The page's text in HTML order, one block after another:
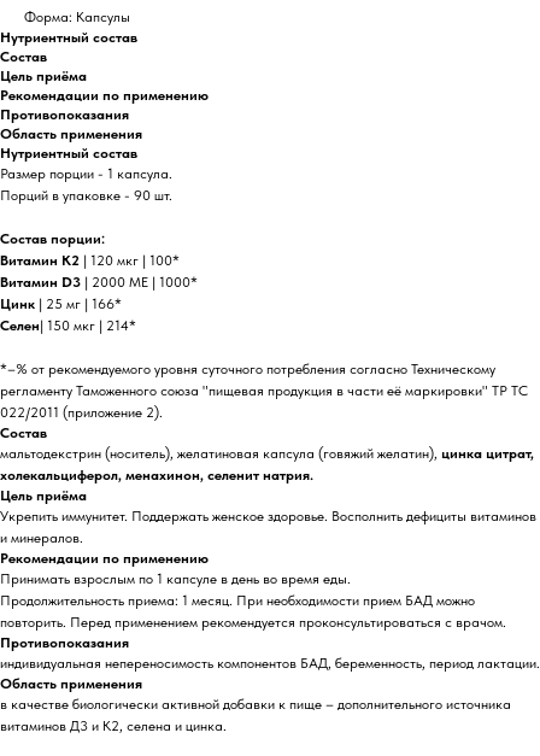
Форма: Капсулы
Нутриентный состав
Состав
Цель приёма
Рекомендации по применению
Противопоказания
Область применения
Нутриентный состав
Размер порции - 1 капсула.
Порций в упаковке - 90 шт.
Состав порции:
Витамин К2 | 120 мкг | 100*
Витамин D3 | 2000 ME | 1000*
Цинк | 25 мг | 166*
Селен| 150 мкг | 214*
*–% от рекомендуемого уровня суточного потребления согласно Техническому
регламенту Таможенного союза "пищевая продукция в части её маркировки" ТР ТС
022/2011 (приложение 2).
Состав
мальтодекстрин (носитель), желатиновая капсула (говяжий желатин), цинка цитрат,
холекальциферол, менахинон, селенит натрия.
Цель приёма
Укрепить иммунитет. Поддержать женское здоровье. Восполнить дефициты витаминов
и минералов.
Рекомендации по применению
Принимать взрослым по 1 капсуле в день во время еды.
Продолжительность приема: 1 месяц. При необходимости прием БАД можно
повторить. Перед применением рекомендуется проконсультироваться с врачом.
Противопоказания
индивидуальная непереносимость компонентов БАД, беременность, период лактации.
Область применения
в качестве биологически активной добавки к пище – дополнительного источника
витаминов Д3 и К2, селена и цинка.